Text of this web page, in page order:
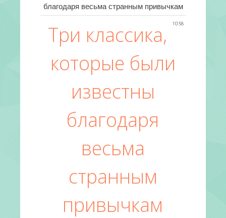
благодаря весьма странным привычкам
10:58
Три классика,
которые были
известны
благодаря
весьма
странным
привычкам